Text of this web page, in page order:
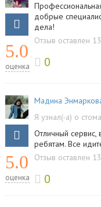
5.0
оценка
добрые
дела!
Отзыв оставлен
0
5.0
оценка
Мадина
Я узнал(-а) о
Отличный
ребятам. Все
Отзыв оставлен
0